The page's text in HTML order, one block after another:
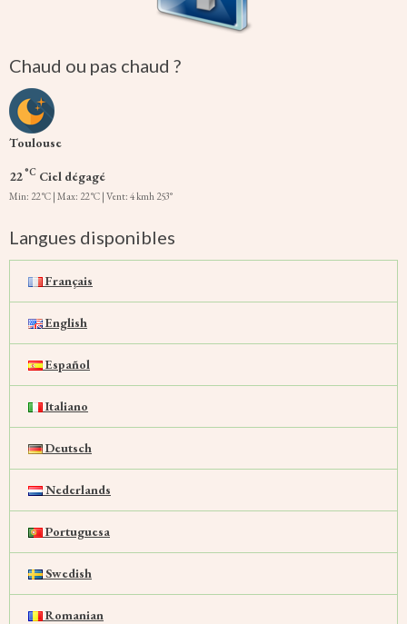
Chaud ou pas chaud ?
Toulouse
22 °C Ciel dégagé
Min: 22 °C | Max: 22 °C | Vent: 4 kmh 253°
Langues disponibles
Français
English
Español
Italiano
Deutsch
Nederlands
Portuguesa
Swedish
Romanian